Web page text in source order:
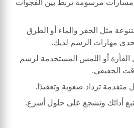
مرسومة تربط بين الفجوات
مثل الحفر والماء أو الطرق
مهارات الرسم لديك.
الفأرة أو اللمس المستخدمة لرسم
الحقيقي.
متقدمة تزداد صعوبة وتعقيدًا.
أدائك وتشجع على حلول أسرع.